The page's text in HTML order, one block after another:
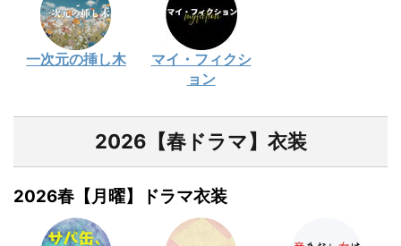
一次元の挿し木
マイ・フィクシ
ョン
2026【春ドラマ】衣装
2026春【月曜】ドラマ衣装